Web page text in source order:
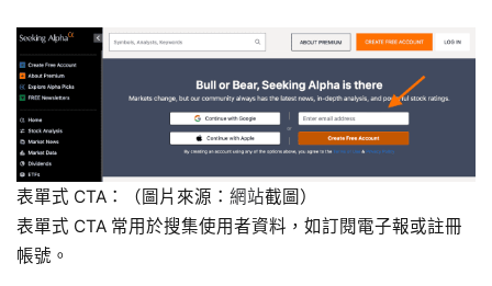
表單式 CTA：（圖片來源： 網站截圖）
表單式 CTA 常用於搜集使用者資料，如訂閱電子報或註冊
帳號。